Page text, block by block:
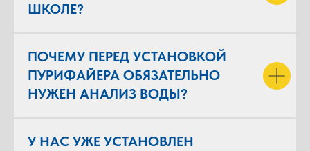
ШКОЛЕ?
ПОЧЕМУ ПЕРЕД УСТАНОВКОЙ
ПУРИФАЙЕРА ОБЯЗАТЕЛЬНО
НУЖЕН АНАЛИЗ ВОДЫ?
У НАС УЖЕ УСТАНОВЛЕН